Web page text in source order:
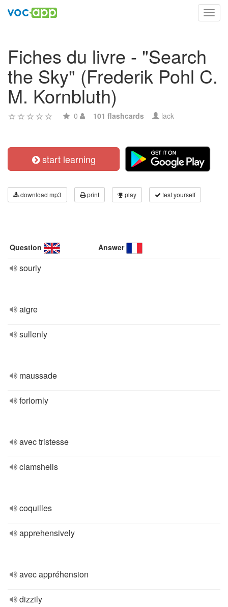
Fiches du livre - "Search
the Sky" (Frederik Pohl C.
M. Kornbluth)
0 101 flashcards lack
start learning
download mp3 print play test yourself
Question Answer
sourly
aigre
sullenly
maussade
forlornly
avec tristesse
clamshells
coquilles
apprehensively
avec appréhension
dizzily